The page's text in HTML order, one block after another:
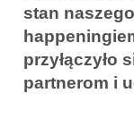
stan
przyłączyło
partnerom i